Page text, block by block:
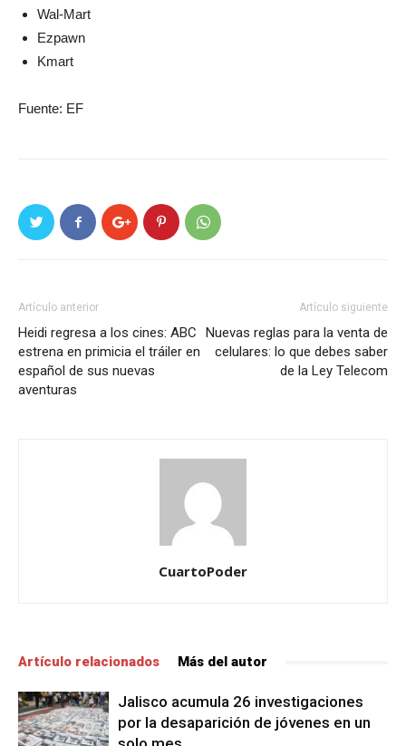
Wal-Mart
Ezpawn
Kmart
Fuente: EF
Artículo anterior
Heidi regresa a los cines: ABC
estrena en primicia el tráiler en
español de sus nuevas
aventuras
Artículo siguiente
Nuevas reglas para la venta de
celulares: lo que debes saber
de la Ley Telecom
CuartoPoder
Artículo relacionados Más del autor
Jalisco acumula 26 investigaciones
por la desaparición de jóvenes en un